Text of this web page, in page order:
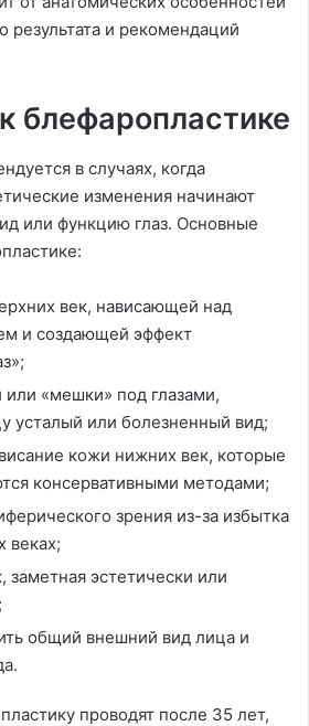
результата и рекомендаций
блефаропластике
в случаях, когда
изменения начинают
или функцию глаз. Основные
век, нависающей над
и создающей эффект
«мешки» под глазами,
усталый или болезненный вид;
кожи нижних век, которые
консервативными методами;
зрения из-за избытка
веках;
заметная эстетически или
общий внешний вид лица и
проводят после 35 лет,